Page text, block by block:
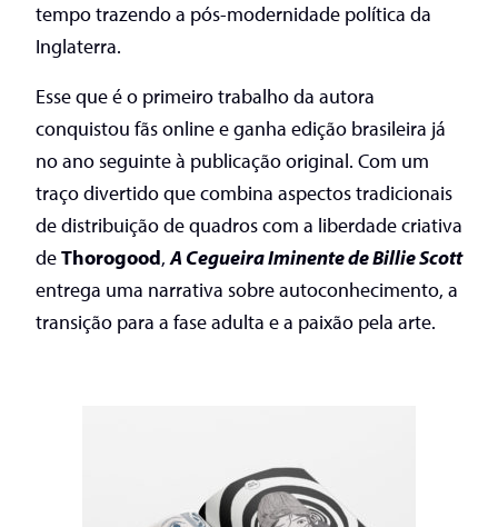
tempo trazendo a pós-modernidade política da
Inglaterra.
Esse que é o primeiro trabalho da autora
conquistou fãs online e ganha edição brasileira já
no ano seguinte à publicação original. Com um
traço divertido que combina aspectos tradicionais
de distribuição de quadros com a liberdade criativa
deThorogood,A Cegueira Iminente de Billie Scott
entrega uma narrativa sobre autoconhecimento, a
transição para a fase adulta e a paixão pela arte.